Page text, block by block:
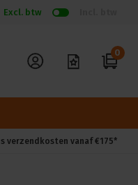
Excl. btw
0
verzendkosten vanaf €175*